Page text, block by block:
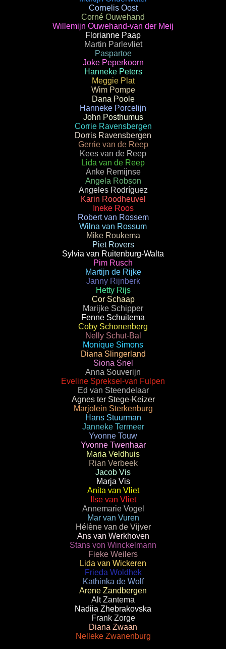
Cornelis Oost
Corné Ouwehand
Willemijn Ouwehand-van der Meij
Florianne Paap
Martin Parlevliet
Paspartoe
Joke Peperkoorn
Hanneke Peters
Meggie Plat
Wim Pompe
Dana Poole
Hanneke Porcelijn
John Posthumus
Corrie Ravensbergen
Dorris Ravensbergen
Gerrie van de Reep
Kees van de Reep
Lida van de Reep
Anke Remijnse
Angela Robson
Angeles Rodríguez
Karin Roodheuvel
Ineke Roos
Robert van Rossem
Wilna van Rossum
Mike Roukema
Piet Rovers
Sylvia van Ruitenburg-Walta
Pim Rusch
Martijn de Rijke
Janny Rijnberk
Hetty Rijs
Cor Schaap
Marijke Schipper
Fenne Schuitema
Coby Schonenberg
Nelly Schut-Bal
Monique Simons
Diana Slingerland
Siona Snel
Anna Souverijn
Eveline Spreksel-van Fulpen
Ed van Steendelaar
Agnes ter Stege-Keizer
Marjolein Sterkenburg
Hans Stuurman
Janneke Termeer
Yvonne Touw
Yvonne Twenhaar
Maria Veldhuis
Rian Verbeek
Jacob Vis
Marja Vis
Anita van Vliet
Ilse van Vliet
Annemarie Vogel
Mar van Vuren
Hélène van de Vijver
Ans van Werkhoven
Stans von Winckelmann
Fieke Weilers
Lida van Wickeren
Frieda Woldhek
Kathinka de Wolf
Arene Zandbergen
Alt Zantema
Nadiia Zhebrakovska
Frank Zorge
Diana Zwaan
Nelleke Zwanenburg